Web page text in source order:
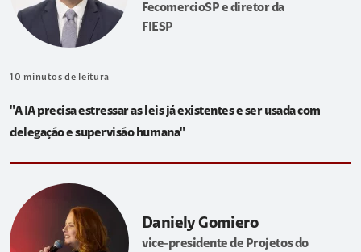
FecomercioSP e diretor da
FIESP
10 minutos de leitura
"A IA precisa estressar as leis já existentes e ser usada com
delegação e supervisão humana"
Daniely Gomiero
vice-presidente de Projetos do